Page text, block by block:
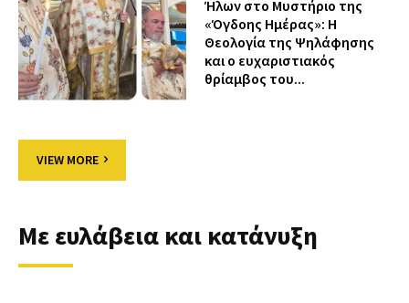
Ήλων στο Μυστήριο της
«Όγδοης Ημέρας»: Η
Θεολογία της Ψηλάφησης
και ο ευχαριστιακός
θρίαμβος του...
VIEW MORE
Με ευλάβεια και κατάνυξη